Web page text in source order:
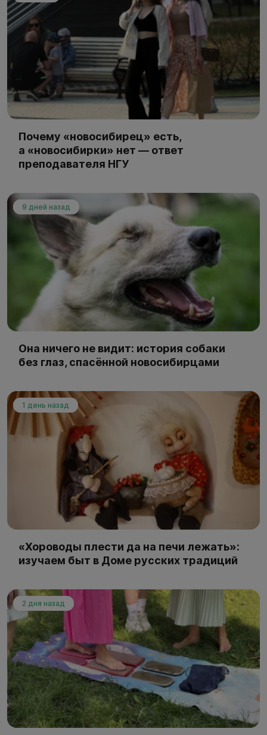
Почему «новосибирец» есть,
а «новосибирки» нет — ответ
преподавателя НГУ
9 дней назад
Она ничего не видит: история собаки
без глаз, спасённой новосибирцами
1 день назад
«Хороводы плести да на печи лежать»:
изучаем быт в Доме русских традиций
2 дня назад